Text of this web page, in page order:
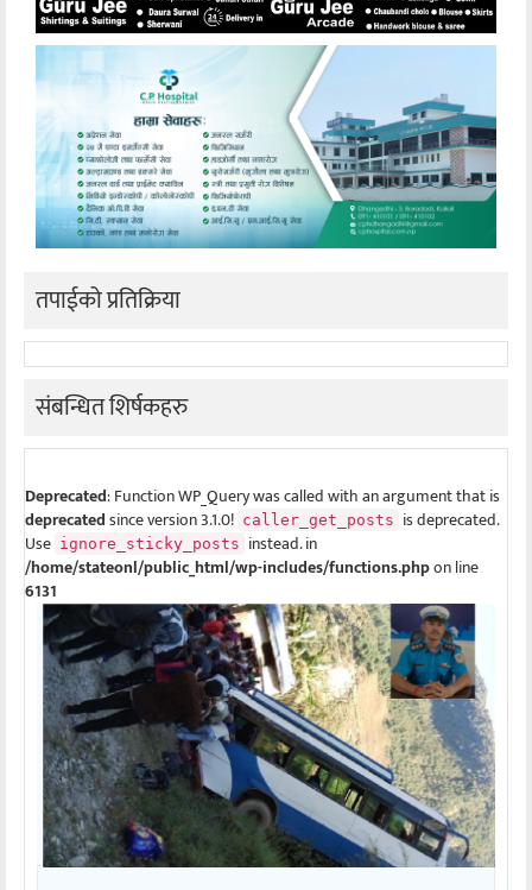
तपाईको प्रतिक्रिया
संबन्धित शिर्षकहरु
Deprecated: Function WP_Query was called with an argument that is
deprecatedsince version 3.1.0! caller_get_posts is deprecated.
Use ignore_sticky_posts instead. in
/home/stateonl/public_html/wp-includes/functions.phpon line
6131